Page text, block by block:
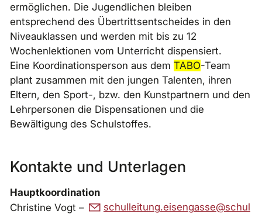
ermöglichen. Die Jugendlichen bleiben
entsprechend des Übertrittsentscheides in den
Niveauklassen und werden mit bis zu 12
Wochenlektionen vom Unterricht dispensiert.
Eine Koordinationsperson aus dem TABO-Team
plant zusammen mit den jungen Talenten, ihren
Eltern, den Sport-, bzw. den Kunstpartnern und den
Lehrpersonen die Dispensationen und die
Bewältigung des Schulstoffes.
Kontakte und Unterlagen
Hauptkoordination
Christine Vogt –
sch ll t ng s ng ss sch l